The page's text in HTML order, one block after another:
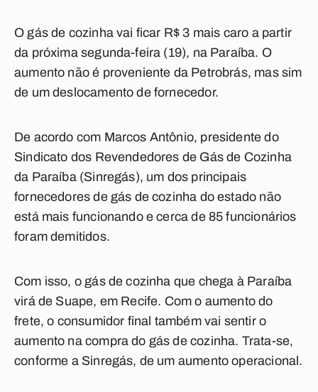
O gás de cozinha vai ficar R$ 3 mais caro a partir
da próxima segunda-feira (19), na Paraíba. O
aumento não é proveniente da Petrobrás, mas sim
de um deslocamento de fornecedor.
De acordo com Marcos Antônio, presidente do
Sindicato dos Revendedores de Gás de Cozinha
da Paraíba (Sinregás), um dos principais
fornecedores de gás de cozinha do estado não
está mais funcionando e cerca de 85 funcionários
foram demitidos.
Com isso, o gás de cozinha que chega à Paraíba
virá de Suape, em Recife. Com o aumento do
frete, o consumidor final também vai sentir o
aumento na compra do gás de cozinha. Trata-se,
conforme a Sinregás, de um aumento operacional.